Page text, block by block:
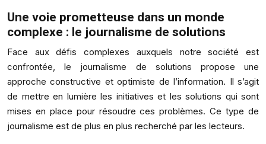
Une voie prometteuse dans un monde
complexe : le journalisme de solutions
Face aux défis complexes auxquels notre société est
confrontée, le journalisme de solutions propose une
approche constructive et optimiste de l’information. Il s’agit
de mettre en lumière les initiatives et les solutions qui sont
mises en place pour résoudre ces problèmes. Ce type de
journalisme est de plus en plus recherché par les lecteurs.